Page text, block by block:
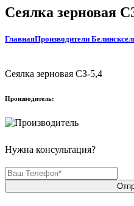
Сеялка зерновая
ГлавнаяПроизводители
Сеялка зерновая СЗ-5,4
Производитель:
Нужна консультация?